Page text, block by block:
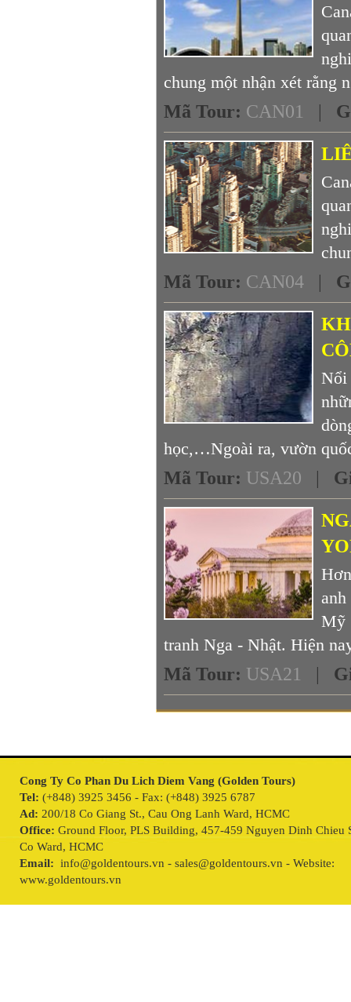
chung một nhận xét rằng
Mã Tour: CAN01 |
Mã Tour: CAN04 |
học,…Ngoài ra, vườn
Mã Tour: USA20 |
Mỹ
tranh Nga - Nhật. Hiện
Mã Tour: USA21 |
Cong Ty Co Phan Du Lich Diem Vang (Golden Tours)
Tel: (+848) 3925 3456 - Fax: (+848) 3925 6787
Ad: 200/18 Co Giang St., Cau Ong Lanh Ward, HCMC
Office: Ground Floor, PLS Building, 457-459 Nguyen Dinh Chieu
Co Ward, HCMC
Email: info@goldentours.vn - sales@goldentours.vn - Website:
www.goldentours.vn